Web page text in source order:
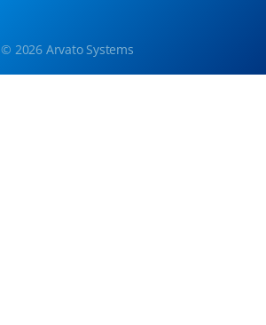
© 2026 Arvato Systems